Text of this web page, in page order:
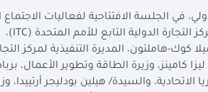
في الجلسة الافتتاحية لفعاليات الاجتماع
الدولية التابع للأمم المتحدة (ITC)،
كوك-هاملتون، المديرة التنفيذية لمركز
كامينز، وزيرة الطاقة وتطوير الأعمال،
والسيدة/ هيلين بودليجر أرتييدا،